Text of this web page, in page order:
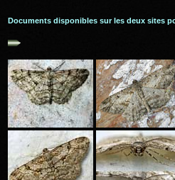
Documents disponibles sur les deux sites